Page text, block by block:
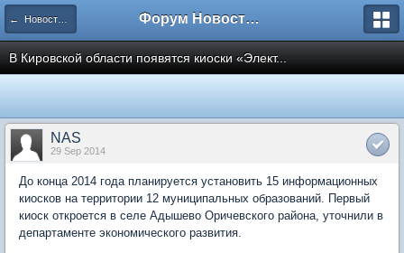
← Новости рынка недвижимости Форум Новостройки
В Кировской области появятся киоски «Элект...
NAS
29 Sep 2014
До конца 2014 года планируется установить 15 информационных
киосков на территории 12 муниципальных образований. Первый
киоск откроется в селе Адышево Оричевского района, уточнили в
департаменте экономического развития.